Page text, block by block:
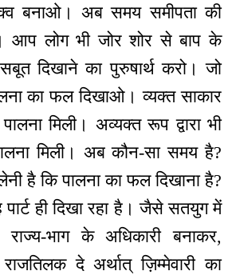
बनाओ। अब समय समीपता की
आप लोग भी जोर शोर से बाप के
दिखाने का पुरुषार्थ करो। जो
का फल दिखाओ। व्यक्त साकार
पालना मिली। अव्यक्त रूप द्वारा भी
मिली। अब कौन-सा समय है?
है कि पालना का फल दिखाना है?
पार्ट ही दिखा रहा है। जैसे सतयुग में
राज्य-भाग के अधिकारी बनाकर,
दे अर्थात् ज़िम्मेवारी का